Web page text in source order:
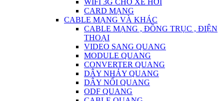
WIFI 3G CHO XE HƠI
CARD MẠNG
CABLE MẠNG VÀ KHÁC
CABLE MẠNG , ĐỒNG TRỤC , ĐIỆN
THOẠI
VIDEO SANG QUANG
MODULE QUANG
CONVERTER QUANG
DÂY NHẢY QUANG
DÂY NỐI QUANG
ODF QUANG